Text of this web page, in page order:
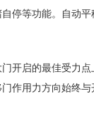
停等功能。自动
开启的最佳受力
作用力方向始终